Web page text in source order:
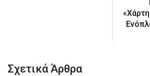
Σχετικά Άρθρα